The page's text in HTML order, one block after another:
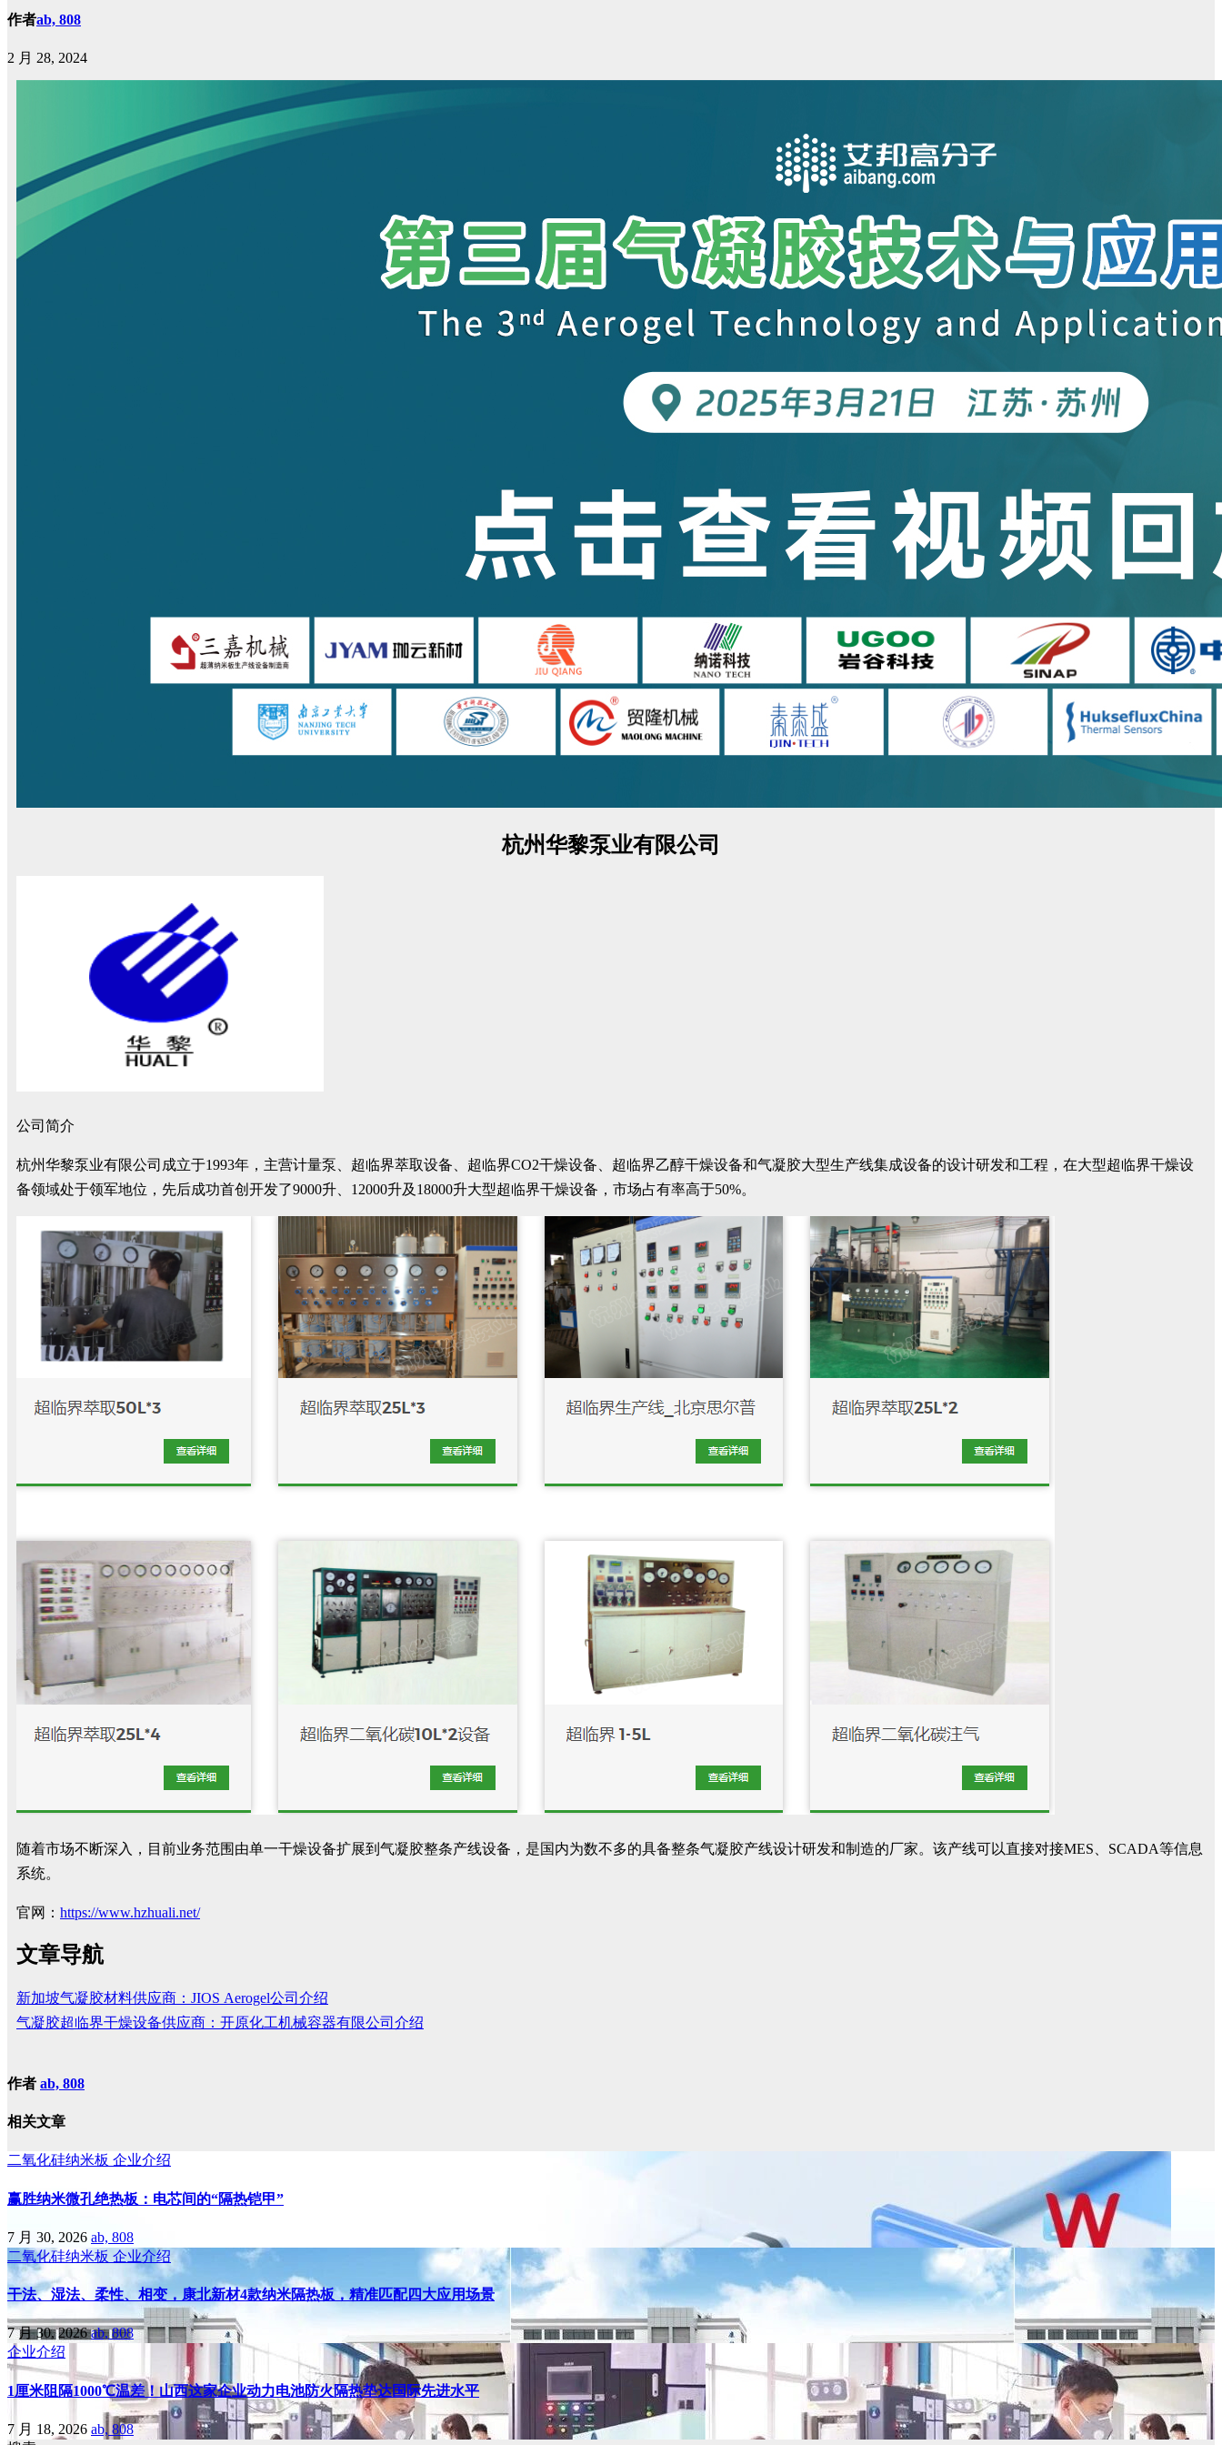
作者ab, 808
2 月 28, 2024
杭州华黎泵业有限公司
公司 简介
杭州华黎泵业有限公司成立于1993年，主营计量泵、超临界萃取设备、超临界CO2干燥设备、超临界乙醇干燥设备和气凝胶大型生产线集成设备的设计研发和工程，在大型超临界干燥设
备领域处于领军地位，先后成功首创开发了9000升、12000升及18000升大型超临界干燥设备，市场占有率高于50%。
随着市场不断深入，目前业务范围由单一干燥设备扩展到气凝胶整条产线设备，是国内为数不多的具备整条气凝胶产线设计研发和制造的厂家。该产线可以直接对接MES、SCADA等信息
系统。
官网： https://www.hzhuali.net/
文章导航
新加坡气凝胶材料供应商：JIOS Aerogel公司介绍
气凝胶超临界干燥设备供应商：开原化工机械容器有限公司介绍
作者 ab, 808
相关文章
二氧化硅纳米板 企业介绍
赢胜纳米微孔绝热板：电芯间的“隔热铠甲”
7 月 30, 2026 ab, 808
二氧化硅纳米板 企业介绍
干法、湿法、柔性、相变，康北新材4款纳米隔热板，精准匹配四大应用场景
7 月 30, 2026ab, 808
企业介绍
1厘米阻隔1000℃温差！山西这家企业动力电池防火隔热垫达国际先进水平
7 月 18, 2026 ab, 808